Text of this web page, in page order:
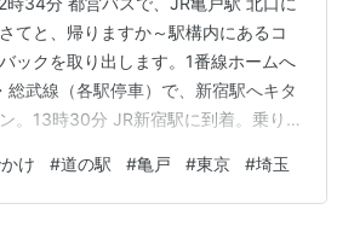
てと、帰りますか～駅構内にあるコ
ックを取り出します。1番線ホームへ
総武線（各駅停車）で、新宿駅へキタ
。13時30分 JR新宿駅に到着。乗り
庄駅へキタキタ～ガタンゴトン。あ
駅の3つ手前の駅だよ。やっちまった
け #道の駅 #亀戸 #東京 #埼玉